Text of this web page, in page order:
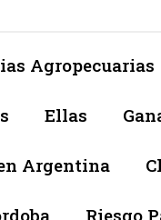
Agropecuarias
Ellas
Argentina
Riesgo